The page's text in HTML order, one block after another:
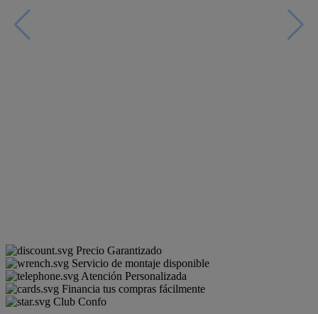
Precio Garantizado
Servicio de montaje disponible
Atención Personalizada
Financia tus compras fácilmente
Club Confo